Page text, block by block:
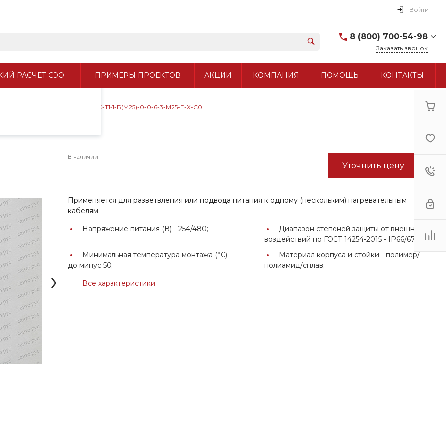
использования.
.
Войти
8 (800) 700-54-98
+7 (495) 960-97-90
Заказать звонок
РАСЧЕТ СЭО ПРИМЕРЫ ПРОЕКТОВ АКЦИИ КОМПАНИЯ ПОМОЩЬ КОНТАКТЫ
КС-С-Т1-1-Б(М25)-0-0-6-3-М25-Е-Х-С0
›
В наличии
Уточнить цену
Применяется для разветвления или подвода питания к одному (нескольким) нагревательным
кабелям.
Напряжение питания (В) -254/480;
Диапазон степеней защиты от внешних
воздействий по ГОСТ 14254-2015 - IP66/67;
Минимальная температура монтажа (°С) -
до минус 50;
Материал корпуса и стойки - полимер/
полиамид/сплав;
Все характеристики